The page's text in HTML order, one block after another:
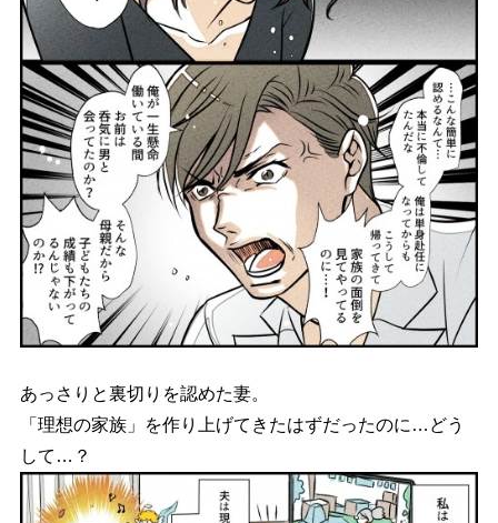
あっさりと裏切りを認めた妻。
「理想の家族」を作り上げてきたはずだったのに…どう
して…？